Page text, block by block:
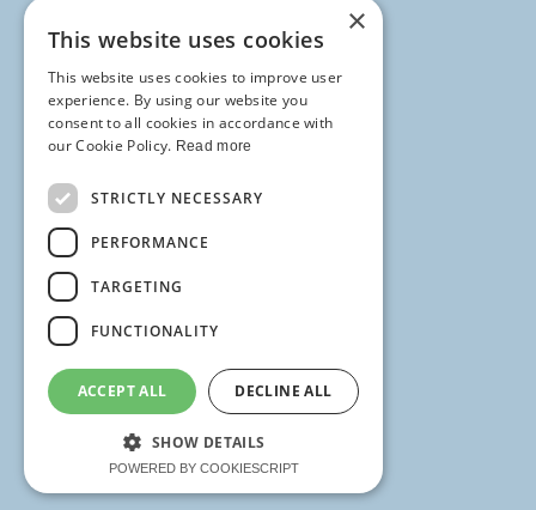
×
This website uses cookies
This website uses cookies to improve user
experience. By using our website you
consent to all cookies in accordance with
our Cookie Policy. Read more
STRICTLY NECESSARY
PERFORMANCE
TARGETING
FUNCTIONALITY
ACCEPT ALL DECLINE ALL
SHOW DETAILS
POWERED BY COOKIESCRIPT